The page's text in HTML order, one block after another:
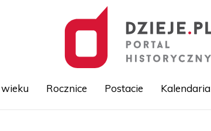
Rocznice Postacie Kalendaria